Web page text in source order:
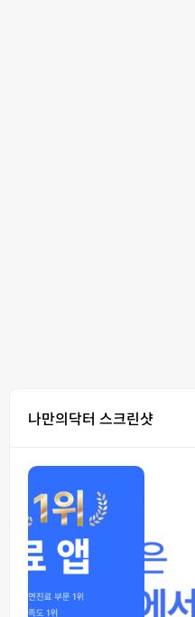
나만의닥터 스크린샷